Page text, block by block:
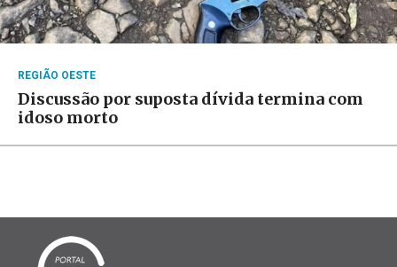
REGIÃO OESTE
Discussão por suposta dívida termina com
idoso morto